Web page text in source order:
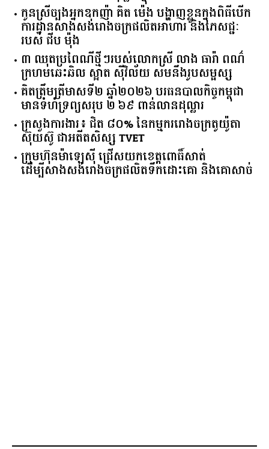
កម្ពុជានាំចេញអង្ករជាង ៧០០ ពាន់តោន រកចំណូល
បានជាង ៤១៥ លានដុល្លារ ក្នុង ៧ ខែ
កូនស្រីច្បងអ្នកឧកញ៉ា គិត ម៉េង បង្ហាញខ្លួនក្នុងពិធីបើក
ការដ្ឋានសាងសង់រោងចក្រផលិតអាហារ និងភេសជ្ជៈ
របស់ ជីប ម៉ុង
៣ ឈុតប្រពៃណីថ្មីៗរបស់លោកស្រី លាង ធារ៉ា ពណ៌
ក្រហមឆេះឆិល ស្អាត ​ស៊ីវិល័យ សមនឹងរូបសម្ផស្ស
គិត​ត្រឹមត្រីមាស​ទី​២​ ​ឆ្នាំ​២០២៦​ បរធន​បាលកិច្ច​កម្ពុជា​ ​
មាន​ទំហំ​ទ្រព្យ​សរុប​ ​២.៦៩​ ​ពាន់លាន​ដុល្លារ​
ក្រសួង​ការងារ​៖ ​ជិត​ ​៨០​% ​នៃ​កម្មករ​រោងចក្រ​តូយ៉ូតា ​
ស៊ុយ​ស៊ូ ​ជា​អតីត​សិស្ស​ ​TVET​